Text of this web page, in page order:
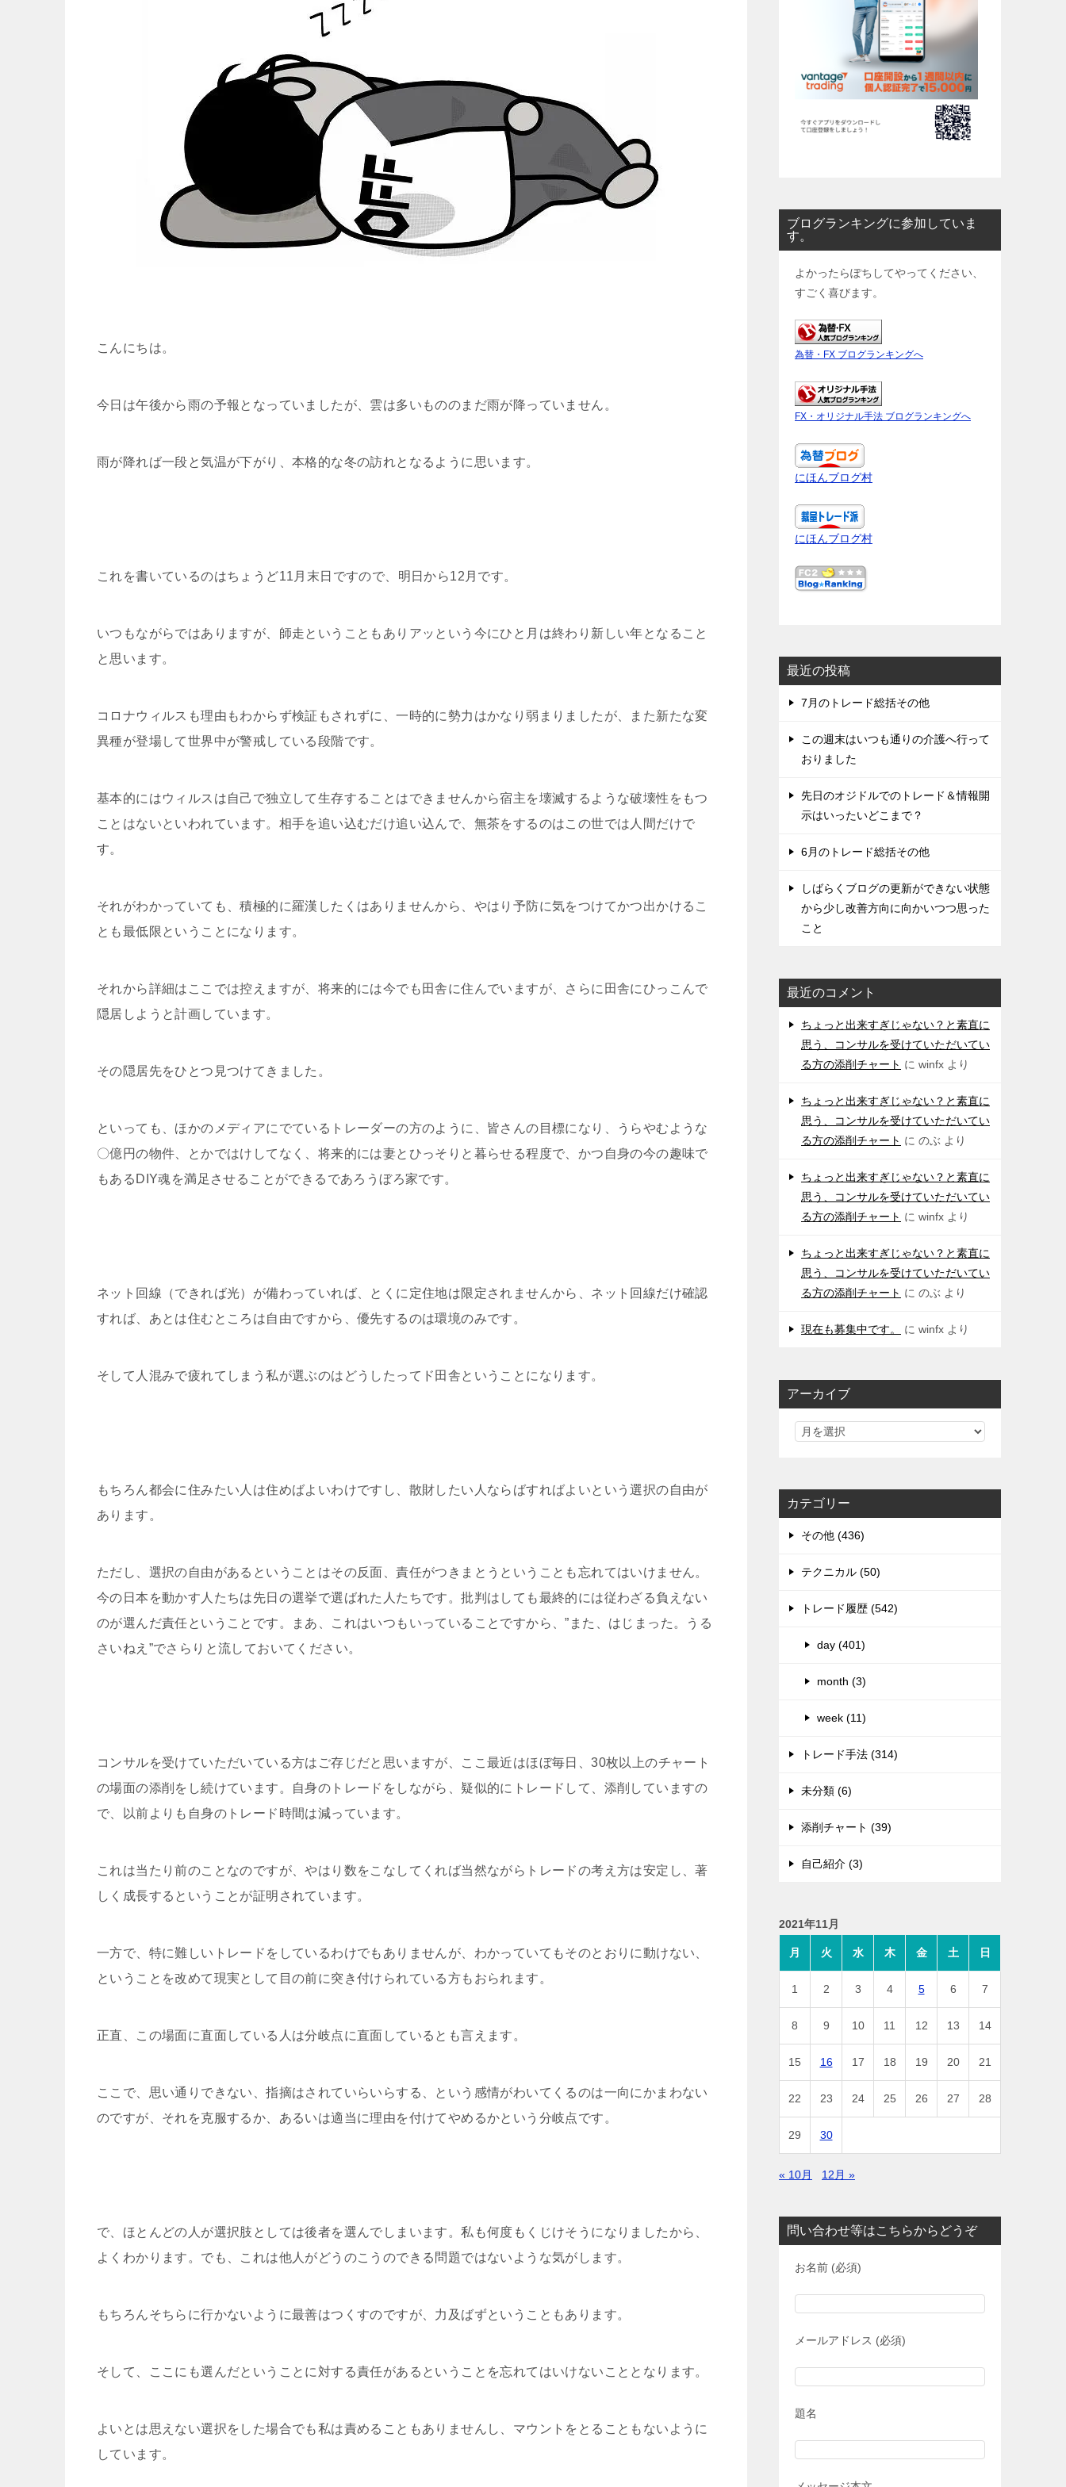
こんにちは。
今日は午後から雨の予報となっていましたが、雲は多いもののまだ雨が降っていません。
雨が降れば一段と気温が下がり、本格的な冬の訪れとなるように思います。
これを書いているのはちょうど11月末日ですので、明日から12月です。
いつもながらではありますが、師走ということもありアッという今にひと月は終わり新しい年となること
と思います。
コロナウィルスも理由もわからず検証もされずに、一時的に勢力はかなり弱まりましたが、また新たな変
異種が登場して世界中が警戒している段階です。
基本的にはウィルスは自己で独立して生存することはできませんから宿主を壊滅するような破壊性をもつ
ことはないといわれています。相手を追い込むだけ追い込んで、無茶をするのはこの世では人間だけで
す。
それがわかっていても、積極的に羅漢したくはありませんから、やはり予防に気をつけてかつ出かけるこ
とも最低限ということになります。
それから詳細はここでは控えますが、将来的には今でも田舎に住んでいますが、さらに田舎にひっこんで
隠居しようと計画しています。
その隠居先をひとつ見つけてきました。
といっても、ほかのメディアにでているトレーダーの方のように、皆さんの目標になり、うらやむような
〇億円の物件、とかではけしてなく、将来的には妻とひっそりと暮らせる程度で、かつ自身の今の趣味で
もあるDIY魂を満足させることができるであろうぼろ家です。
ネット回線（できれば光）が備わっていれば、とくに定住地は限定されませんから、ネット回線だけ確認
すれば、あとは住むところは自由ですから、優先するのは環境のみです。
そして人混みで疲れてしまう私が選ぶのはどうしたってド田舎ということになります。
もちろん都会に住みたい人は住めばよいわけですし、散財したい人ならばすればよいという選択の自由が
あります。
ただし、選択の自由があるということはその反面、責任がつきまとうということも忘れてはいけません。
今の日本を動かす人たちは先日の選挙で選ばれた人たちです。批判はしても最終的には従わざる負えない
のが選んだ責任ということです。まあ、これはいつもいっていることですから、”また、はじまった。うる
さいねえ”でさらりと流しておいてください。
コンサルを受けていただいている方はご存じだと思いますが、ここ最近はほぼ毎日、30枚以上のチャート
の場面の添削をし続けています。自身のトレードをしながら、疑似的にトレードして、添削していますの
で、以前よりも自身のトレード時間は減っています。
これは当たり前のことなのですが、やはり数をこなしてくれば当然ながらトレードの考え方は安定し、著
しく成長するということが証明されています。
一方で、特に難しいトレードをしているわけでもありませんが、わかっていてもそのとおりに動けない、
ということを改めて現実として目の前に突き付けられている方もおられます。
正直、この場面に直面している人は分岐点に直面しているとも言えます。
ここで、思い通りできない、指摘はされていらいらする、という感情がわいてくるのは一向にかまわない
のですが、それを克服するか、あるいは適当に理由を付けてやめるかという分岐点です。
で、ほとんどの人が選択肢としては後者を選んでしまいます。私も何度もくじけそうになりましたから、
よくわかります。でも、これは他人がどうのこうのできる問題ではないような気がします。
もちろんそちらに行かないように最善はつくすのですが、力及ばずということもあります。
そして、ここにも選んだということに対する責任があるということを忘れてはいけないこととなります。
よいとは思えない選択をした場合でも私は責めることもありませんし、マウントをとることもないように
しています。
ブログランキングに参加していま
す。
よかったらぽちしてやってください、
すごく喜びます。
為替・FX ブログランキングへ
FX・オリジナル手法 ブログランキングへ
にほんブログ村
にほんブログ村
最近の投稿
7月のトレード総括その他
この週末はいつも通りの介護へ行って
おりました
先日のオジドルでのトレード＆情報開
示はいったいどこまで？
6月のトレード総括その他
しばらくブログの更新ができない状態
から少し改善方向に向かいつつ思った
こと
最近のコメント
ちょっと出来すぎじゃない？と素直に
思う、コンサルを受けていただいてい
る方の添削チャート に winfx より
ちょっと出来すぎじゃない？と素直に
思う、コンサルを受けていただいてい
る方の添削チャート に のぶ より
ちょっと出来すぎじゃない？と素直に
思う、コンサルを受けていただいてい
る方の添削チャート に winfx より
ちょっと出来すぎじゃない？と素直に
思う、コンサルを受けていただいてい
る方の添削チャート に のぶ より
現在も募集中です。 に winfx より
アーカイブ
カテゴリー
その他 (436)
テクニカル (50)
トレード履歴 (542)
day (401)
month (3)
week (11)
トレード手法 (314)
未分類 (6)
添削チャート (39)
自己紹介 (3)
2021年11月
月 火 水 木 金 土 日
1 2 3 4 5 6 7
8 9 10 11 12 13 14
15 16 17 18 19 20 21
22 23 24 25 26 27 28
29 30
« 10月 12月 »
問い合わせ等はこちらからどうぞ
お名前 (必須)
メールアドレス (必須)
題名